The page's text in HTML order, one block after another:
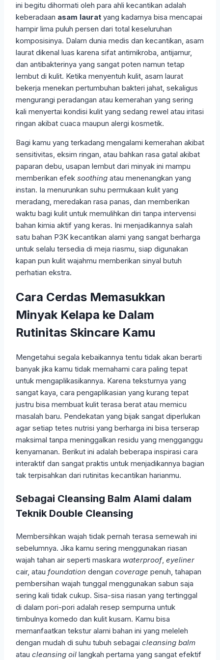
ini begitu dihormati oleh para ahli kecantikan adalah
keberadaan asam laurat yang kadarnya bisa mencapai
hampir lima puluh persen dari total keseluruhan
komposisinya. Dalam dunia medis dan kecantikan, asam
laurat dikenal luas karena sifat antimikroba, antijamur,
dan antibakterinya yang sangat poten namun tetap
lembut di kulit. Ketika menyentuh kulit, asam laurat
bekerja menekan pertumbuhan bakteri jahat, sekaligus
mengurangi peradangan atau kemerahan yang sering
kali menyertai kondisi kulit yang sedang rewel atau iritasi
ringan akibat cuaca maupun alergi kosmetik.
Bagi kamu yang terkadang mengalami kemerahan akibat
sensitivitas, eksim ringan, atau bahkan rasa gatal akibat
paparan debu, usapan lembut dari minyak ini mampu
memberikan efek soothing atau menenangkan yang
instan. Ia menurunkan suhu permukaan kulit yang
meradang, meredakan rasa panas, dan memberikan
waktu bagi kulit untuk memulihkan diri tanpa intervensi
bahan kimia aktif yang keras. Ini menjadikannya salah
satu bahan P3K kecantikan alami yang sangat berharga
untuk selalu tersedia di meja riasmu, siap digunakan
kapan pun kulit wajahmu memberikan sinyal butuh
perhatian ekstra.
Cara Cerdas Memasukkan
Minyak Kelapa ke Dalam
Rutinitas Skincare Kamu
Mengetahui segala kebaikannya tentu tidak akan berarti
banyak jika kamu tidak memahami cara paling tepat
untuk mengaplikasikannya. Karena teksturnya yang
sangat kaya, cara pengaplikasian yang kurang tepat
justru bisa membuat kulit terasa berat atau memicu
masalah baru. Pendekatan yang bijak sangat diperlukan
agar setiap tetes nutrisi yang berharga ini bisa terserap
maksimal tanpa meninggalkan residu yang mengganggu
kenyamanan. Berikut ini adalah beberapa inspirasi cara
interaktif dan sangat praktis untuk menjadikannya bagian
tak terpisahkan dari rutinitas kecantikan harianmu.
Sebagai Cleansing Balm Alami dalam
Teknik Double Cleansing
Membersihkan wajah tidak pernah terasa semewah ini
sebelumnya. Jika kamu sering menggunakan riasan
wajah tahan air seperti maskara waterproof, eyeliner
cair, atau foundation dengan coverage penuh, tahapan
pembersihan wajah tunggal menggunakan sabun saja
sering kali tidak cukup. Sisa-sisa riasan yang tertinggal
di dalam pori-pori adalah resep sempurna untuk
timbulnya komedo dan kulit kusam. Kamu bisa
memanfaatkan tekstur alami bahan ini yang meleleh
dengan mudah di suhu tubuh sebagai cleansing balm
atau cleansing oil langkah pertama yang sangat efektif